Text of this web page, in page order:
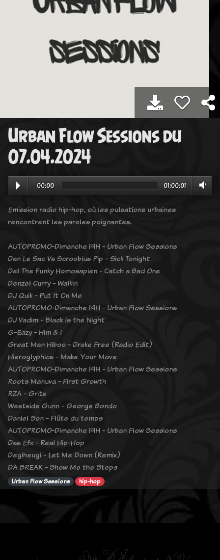
Urban Flow Sessions du
07.04.2024
00:00 01:00:01
Emission radio hip-hop, où les pulsations urbaines
rencontrent les paroles poignantes.
AUTOPROMO-Dimanche 19H - Urban Flow Sessions
Dan Le Sac Vs Scroobius Pip - Sick Tonight
Del The Funky Homosapien - Catch a Bad One
Denzel Curry - Walkin
DJ Quik - Put It On Me
AUTOPROMO-Dimanche 19H - Urban Flow Sessions
DJ Vadim - Black Is the Night
G-Eazy - Him & I
Great Man Hiboo - Drake Free (Radio Edit)
Hieroglyphics - Make Your Move
AUTOPROMO-Dimanche 19H - Urban Flow Sessions
Roots Manuva - First Growth
RZA - Grits
Westside Gunn - George Bondo
Daniel Son - Flûte du temps
AUTOPROMO-Dimanche 19H - Urban Flow Sessions
Das Efx - Real Hip-Hop
Degiheugi - Let Me Down (Remix)
DA BREAK - Show Me the Steps
Urban Flow Sessions hip-hop